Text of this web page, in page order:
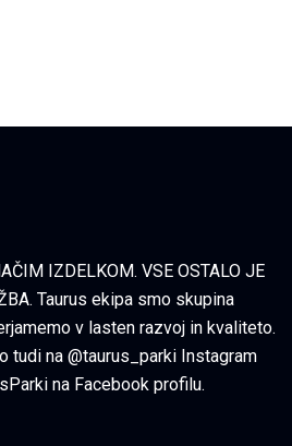
IZDELKOM. VSE OSTALO JE
Taurus ekipa smo skupina
v lasten razvoj in kvaliteto.
tudi na @taurus_parki Instagram
na Facebook profilu.